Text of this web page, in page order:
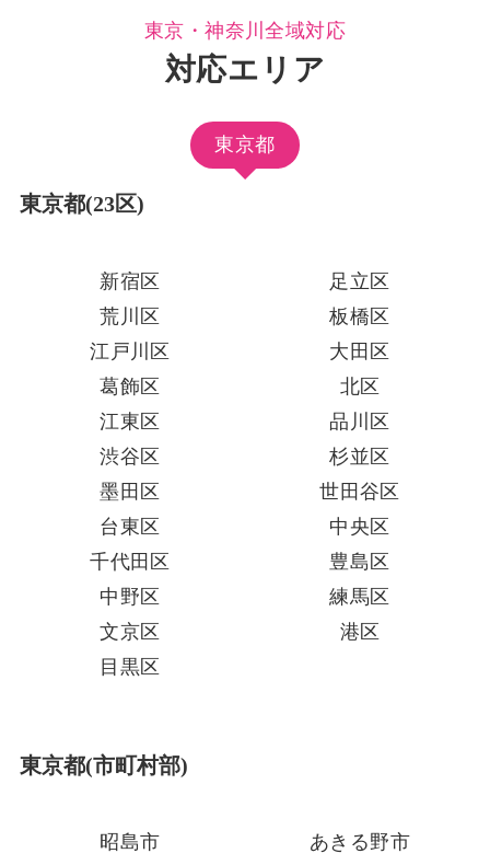
東京・神奈川全域対応
対応エリア
東京都
東京都(23区)
新宿区
足立区
荒川区
板橋区
江戸川区
大田区
葛飾区
北区
江東区
品川区
渋谷区
杉並区
墨田区
世田谷区
台東区
中央区
千代田区
豊島区
中野区
練馬区
文京区
港区
目黒区
東京都(市町村部)
昭島市
あきる野市